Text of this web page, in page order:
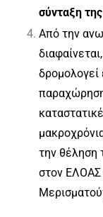
σύνταξη
Από την
δρομολογεί
την θέληση
στον